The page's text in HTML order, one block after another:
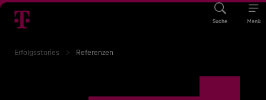
Suche Menü
Erfolgsstories Referenzen